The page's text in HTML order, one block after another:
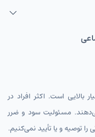
بالایی است. اکثر افراد در
مسئولیت سود و ضرر
توصیه و یا تأیید نمی‌کنیم.